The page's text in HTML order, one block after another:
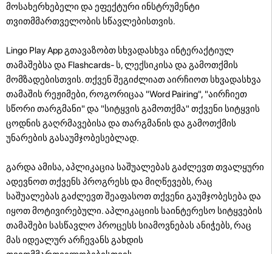
მოსახერხებელი და ეფექტური ინსტრუმენტი
თვითმმართველობის სწავლებისთვის.
Lingo Play App გთავაზობთ სხვადასხვა ინტერაქტიულ
თამაშებსა და Flashcards- ს, ლექსიკისა და გამოთქმის
მომზადებისთვის. თქვენ შეგიძლიათ აირჩიოთ სხვადასხვა
თამაშის რეჟიმები, როგორიცაა "Word Pairing", "აირჩიეთ
სწორი თარგმანი" და "სიტყვის გამოთქმა" თქვენი სიტყვის
ცოდნის გაღრმავებისა და თარგმანის და გამოთქმის
უნარების გასაუმჯობესებლად.
გარდა ამისა, აპლიკაცია საშუალებას გაძლევთ თვალყური
ადევნოთ თქვენს პროგრესს და მიღწევებს, რაც
საშუალებას გაძლევთ შეაფასოთ თქვენი გაუმჯობესება და
იყოთ მოტივირებული. აპლიკაციის საინტერესო სიტყვების
თამაშები სასწავლო პროცესს სიამოვნებას ანიჭებს, რაც
მას იდეალურ არჩევანს გახდის